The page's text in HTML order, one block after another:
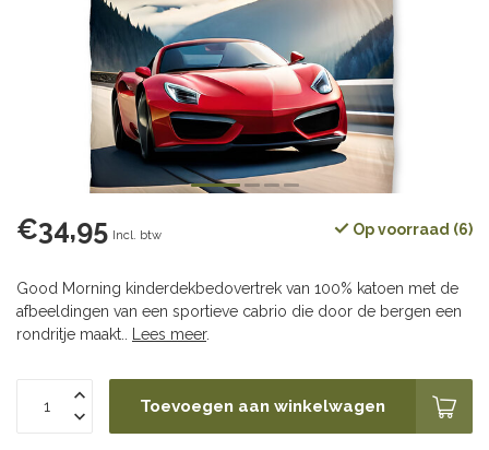
€34,95 Incl. btw Op voorraad (6)
Good Morning kinderdekbedovertrek van 100% katoen met de
afbeeldingen van een sportieve cabrio die door de bergen een
rondritje maakt..
Lees meer.
Toevoegen aan winkelwagen